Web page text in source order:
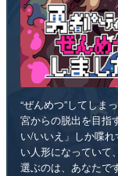
“ぜんめつ”してしま
宮からの脱出を目指
い/いいえ」しか喋
い人形になっていて
選ぶのは、あなたです